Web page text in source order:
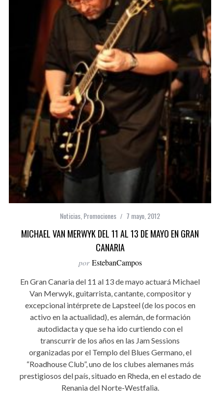
Noticias,Promociones 7 mayo, 2012
MICHAEL VAN MERWYK DEL 11 AL 13 DE MAYO EN GRAN
CANARIA
por EstebanCampos
En Gran Canaria del 11 al 13 de mayo actuará Michael
Van Merwyk, guitarrista, cantante, compositor y
excepcional intérprete de Lapsteel (de los pocos en
activo en la actualidad), es alemán, de formación
autodidacta y que se ha ido curtiendo con el
transcurrir de los años en las Jam Sessions
organizadas por el Templo del Blues Germano, el
“Roadhouse Club”, uno de los clubes alemanes más
prestigiosos del país, situado en Rheda, en el estado de
Renania del Norte-Westfalia.